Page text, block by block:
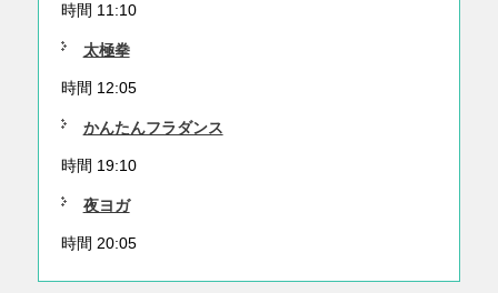
時間 11:10
太極拳
時間 12:05
かんたんフラダンス
時間 19:10
夜ヨガ
時間 20:05